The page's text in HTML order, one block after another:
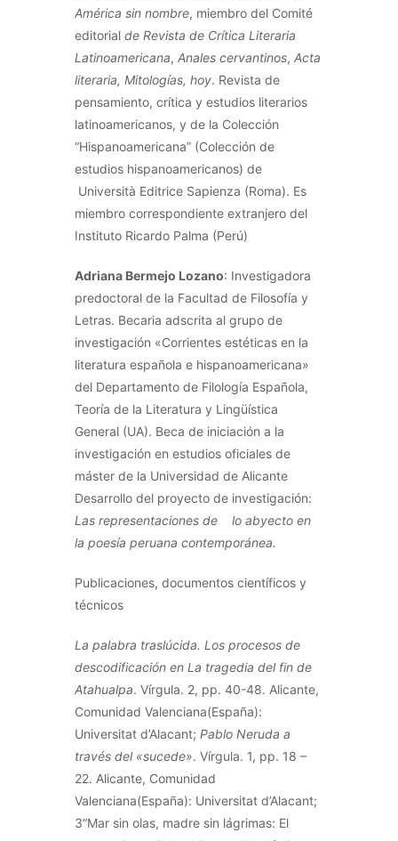
América sin nombre, miembro del Comité
editorial de Revista de Crítica Literaria
Latinoamericana, Anales cervantinos, Acta
literaria, Mitologías, hoy. Revista de
pensamiento, crítica y estudios literarios
latinoamericanos, y de la Colección
“Hispanoamericana” (Colección de
estudios hispanoamericanos) de
Università Editrice Sapienza (Roma). Es
miembro correspondiente extranjero del
Instituto Ricardo Palma (Perú)
Adriana Bermejo Lozano: Investigadora
predoctoral de la Facultad de Filosofía y
Letras. Becaria adscrita al grupo de
investigación «Corrientes estéticas en la
literatura española e hispanoamericana»
del Departamento de Filología Española,
Teoría de la Literatura y Lingüística
General (UA). Beca de iniciación a la
investigación en estudios oficiales de
máster de la Universidad de Alicante
Desarrollo del proyecto de investigación:
Las representaciones de lo abyecto en
la poesía peruana contemporánea.
Publicaciones, documentos científicos y
técnicos
La palabra traslúcida. Los procesos de
descodificación en La tragedia del fin de
Atahualpa. Vírgula. 2, pp. 40-48. Alicante,
Comunidad Valenciana(España):
Universitat d’Alacant; Pablo Neruda a
través del «sucede». Vírgula. 1, pp. 18 –
22. Alicante, Comunidad
Valenciana(España): Universitat d’Alacant;
3“Mar sin olas, madre sin lágrimas: El